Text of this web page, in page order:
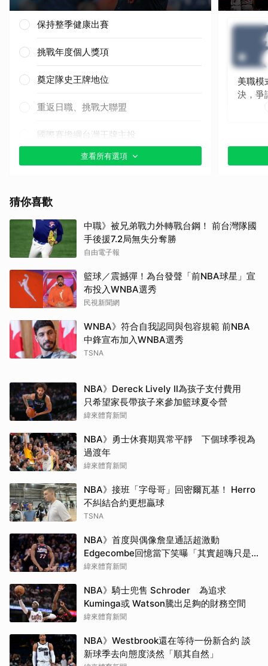
保持整季健康出賽
挑戰年度個人獎項
奠定隊史王牌地位
重返日職、挑戰大聯盟
國際賽擔綱台灣王牌主投
其他（歡迎貼文分享）
查看所有選項
美職模
決，爭
猜你喜歡
中職》被兄弟戰力外轉戰台鋼！ 前台灣隊國
手後援7.2局無失分奪勝
自由電子報
籃球／震撼彈！為台發聲「前NBA球星」宣
布投入WNBA選秀
民視新聞網
WNBA》符合自我認同與包容規範 前NBA
中鋒宣布加入WNBA選秀
TSNA
NBA》Dereck Lively II為孩子支付費用
只希望家長帶孩子來參加籃球夏令營
緯來體育新聞
NBA》勇士休賽期異常平靜 下個球季視為
過渡年
緯來體育新聞
NBA》接班「字母哥」回密爾瓦基！ Herro
不糾結合約更想贏球
TSNA
NBA》首度與偶像詹皇通話超激動
Edgecombe回憶當下笑曝「其實超嗨只是
在裝酷」
緯來體育新聞
NBA》騎士兜售 Schroder 為追求
Kuminga或 Watson騰出足夠的財務空間
緯來體育新聞
NBA》Westbrook還在等待一份新合約 談
新球季去向態度淡然「順其自然」